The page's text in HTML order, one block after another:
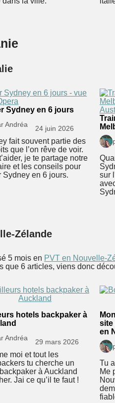
Sydney en 6 jours
Andréa
24 juin 2026
fait souvent partie des
que l’on rêve de voir.
je te partage notre
et les conseils pour
Sydney en 6 jours.
sur
Zélande
5 mois en PVT en Nouvelle-
que 6 articles, viens donc
hotels backpaker à
Andréa
29 mars 2026
moi et tout les
tu cherche un
à Auckland
Jai ce qu’il te faut !
site
en
Tu
Me